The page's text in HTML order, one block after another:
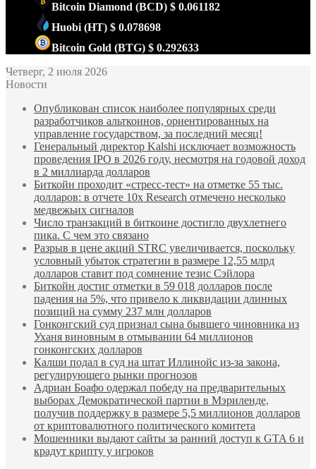
Bitcoin Diamond (BCD) $ 0.061182
Huobi (HT) $ 0.078698
Bitcoin Gold (BTG) $ 0.292633
Четверг, 2 июля 2026
Новости
Опубликован список наиболее популярных среди
разработчиков альткоинов, ориентированных на
управление государством, за последний месяц!
Генеральный директор Kalshi исключает возможность
проведения IPO в 2026 году, несмотря на годовой доход
в 2 миллиарда долларов
Биткойн проходит «стресс-тест» на отметке 55 тыс.
долларов: в отчете 10x Research отмечено несколько
медвежьих сигналов
Число транзакций в биткоине достигло двухлетнего
пика. С чем это связано
Разрыв в цене акций STRC увеличивается, поскольку
условный убыток стратегии в размере 12,55 млрд
долларов ставит под сомнение тезис Сэйлора
Биткойн достиг отметки в 59 018 долларов после
падения на 5%, что привело к ликвидации длинных
позиций на сумму 237 млн долларов
Гонконгский суд признал сына бывшего чиновника из
Уханя виновным в отмывании 64 миллионов
гонконгских долларов
Калши подал в суд на штат Иллинойс из-за закона,
регулирующего рынки прогнозов
Адриан Боафо одержал победу на предварительных
выборах Демократической партии в Мэриленде,
получив поддержку в размере 5,5 миллионов долларов
от криптовалютного политического комитета
Мошенники выдают сайты за ранний доступ к GTA 6 и
крадут крипту у игроков